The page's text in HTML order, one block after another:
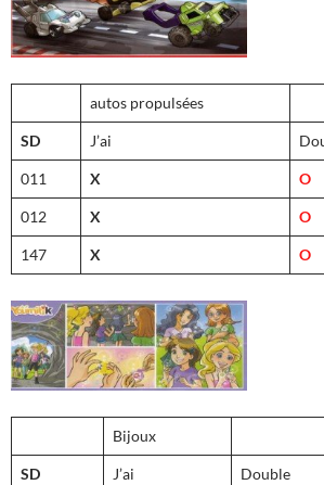
autos propulsées
SD J’ai
011 X O
012 X O
147 X O
Bijoux
SD J’ai Double